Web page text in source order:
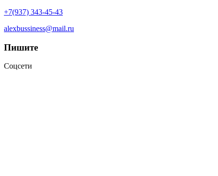
+7(937) 343-45-43
alexbussiness@mail.ru
Пишите
Соцсети